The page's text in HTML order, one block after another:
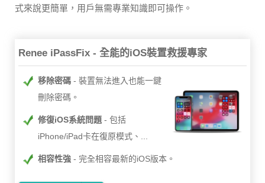
式來說更簡單，用戶無需專業知識即可操作。
Renee iPassFix - 全能的iOS裝置救援專家
移除密碼
裝置無法進入也能一鍵
刪除密碼。
修復iOS系統問題
包括
iPhone/iPad卡在復原模式、...
相容性強 完全相容最新的iOS版本。